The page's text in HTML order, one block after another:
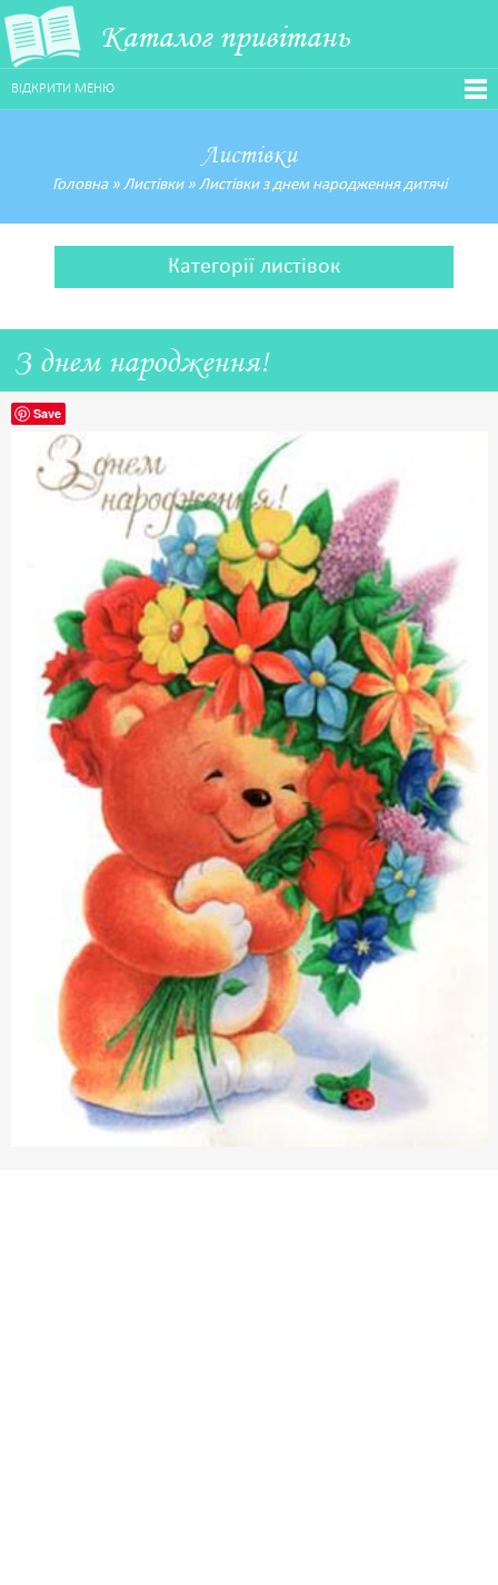
Каталог привітань
ВІДКРИТИ МЕНЮ
Листівки
Головна» Листівки» Листівки з днем народження дитячі
Категорії листівок
З днем народження!
Save